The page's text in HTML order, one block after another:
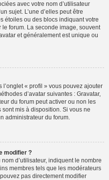
avec votre nom d’utilisateur
sujet. L’une d’elles peut être
étoiles ou des blocs indiquant votre
forum. La seconde image, souvent
et généralement est unique ou
l’onglet « profil » vous pouvez ajouter
d’avatar suivantes : Gravatar,
du forum peut activer ou non les
mis à disposition. Si vous ne
administrateur du forum.
modifier ?
d’utilisateur, indiquent le nombre
membres tels que les modérateurs
pas directement modifier